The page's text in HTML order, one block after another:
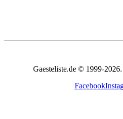
Gaesteliste.de © 1999-
Facebook